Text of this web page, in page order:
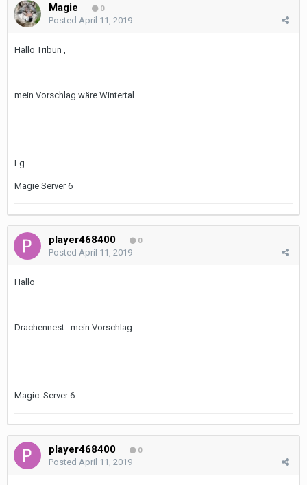
Magie 0
Posted April 11, 2019
Hallo Tribun ,
mein Vorschlag wäre Wintertal.
Lg
Magie Server 6
player468400 0
Posted April 11, 2019
Hallo
Drachennest mein Vorschlag.
Magic Server 6
player468400 0
Posted April 11, 2019